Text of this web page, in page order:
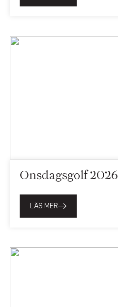
Onsdagsgolf 2026
LÄS MER